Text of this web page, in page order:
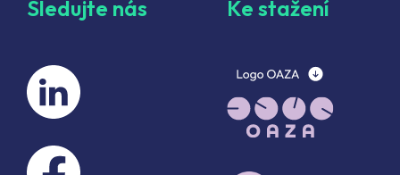
Sledujte nás Ke stažení